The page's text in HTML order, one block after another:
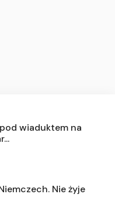
wiaduktem na
Nie żyje